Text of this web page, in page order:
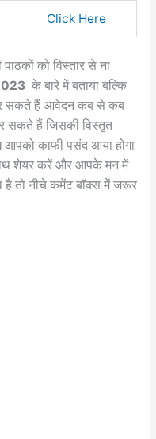
Click Here
को विस्तार से ना
के बारे में बताया बल्कि
सकते हैं आवेदन कब से कब
सकते हैं जिसकी विस्तृत
आपको काफी पसंद आया होगा
शेयर करें और आपके मन में
है तो नीचे कमेंट बॉक्स में जरूर